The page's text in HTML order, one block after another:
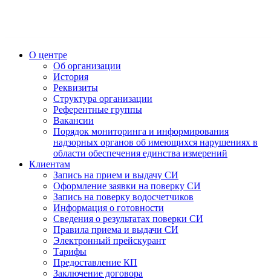
О центре
Об организации
История
Реквизиты
Структура организации
Референтные группы
Вакансии
Порядок мониторинга и информирования
надзорных органов об имеющихся нарушениях в
области обеспечения единства измерений
Клиентам
Запись на прием и выдачу СИ
Оформление заявки на поверку СИ
Запись на поверку водосчетчиков
Информация о готовности
Сведения о результатах поверки СИ
Правила приема и выдачи СИ
Электронный прейскурант
Тарифы
Предоставление КП
Заключение договора